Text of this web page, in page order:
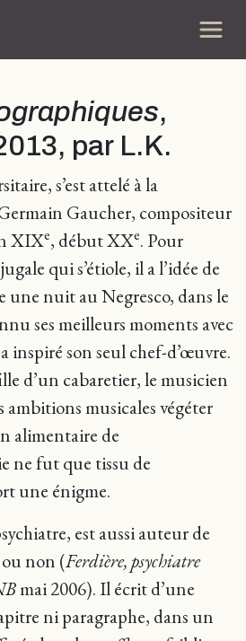
,
par L.K.
s’est attelé à la
Gaucher, compositeur
XIXe, début XXe. Pour
qui s’étiole, il a l’idée de
une nuit au Negresco, dans le
ses meilleurs moments avec
inspiré son seul chef-d’œuvre.
d’un cabaretier, le musicien
ambitions musicales végéter
alimentaire de
ne fut que tissu de
une énigme.
est aussi auteur de
non (Ferdière, psychiatre
mai 2006). Il écrit d’une
ni paragraphe, dans un